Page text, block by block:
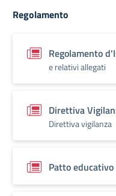
Regolamento
Regolamento
e relativi allegati
Direttiva
Direttiva vigilanza
Patto